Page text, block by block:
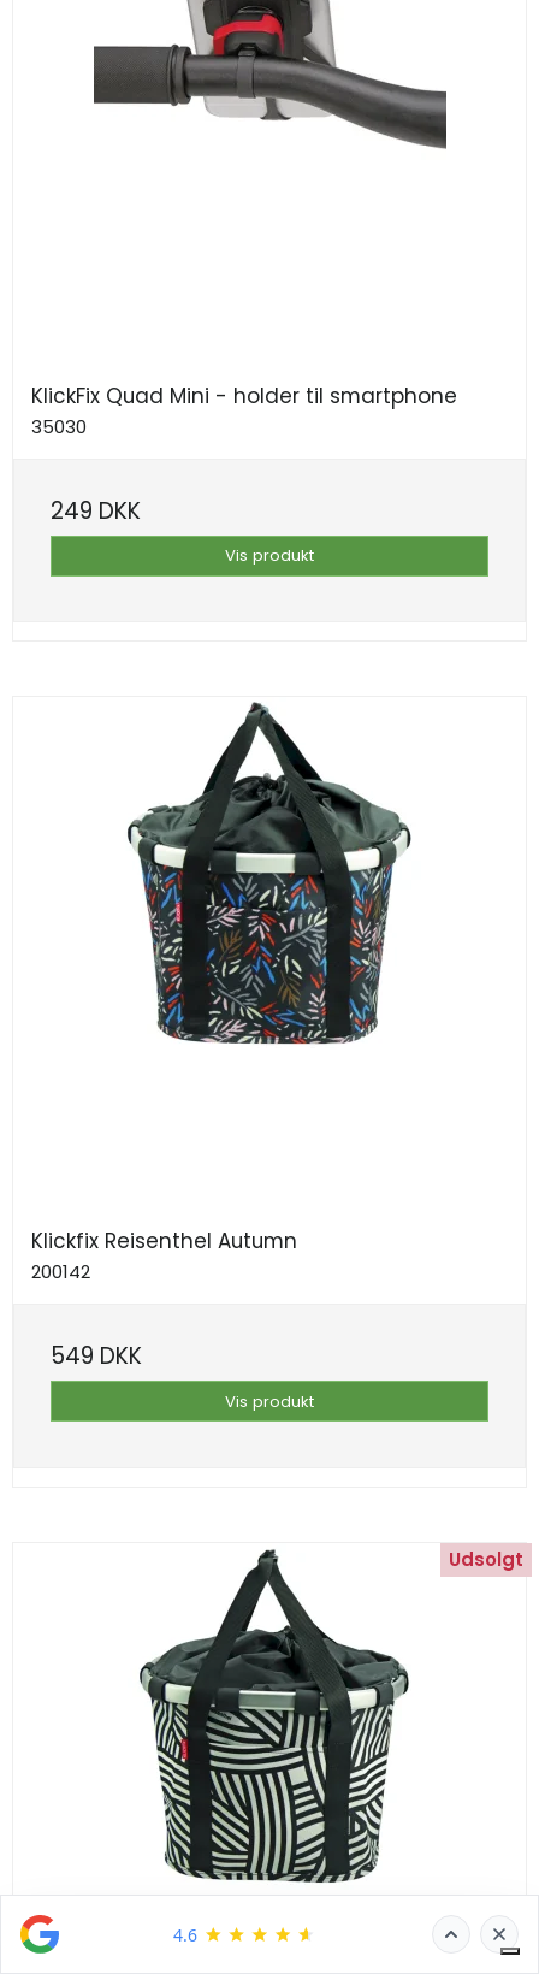
KlickFix Quad Mini - holder til smartphone
35030
249 DKK
Vis produkt
Klickfix Reisenthel Autumn
200142
549 DKK
Vis produkt
Udsolgt